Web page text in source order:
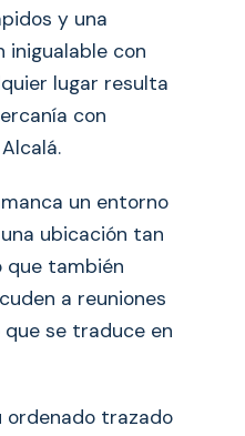
y una
inigualable con
lugar resulta
con
un entorno
ubicación tan
que también
a reuniones
se traduce en
ordenado trazado